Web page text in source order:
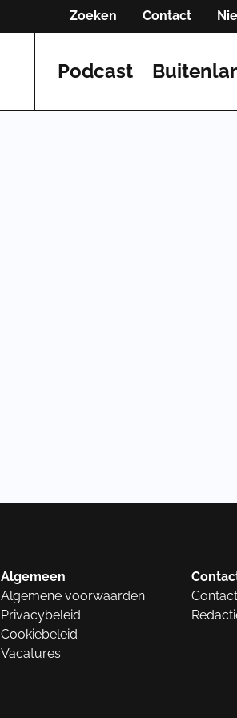
Zoeken Contact
Podcast
Algemeen
Algemene voorwaarden
Privacybeleid
Cookiebeleid
Vacatures